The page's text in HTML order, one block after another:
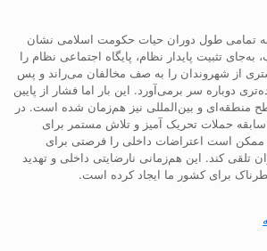
تمامی طول دوران حیات حکومت اسلامی نشان
تثبیت پایدار نظام، پایگاه اجتماعی نظام را
از شهروندان را به صف مخالفان می‌راند و پس
دوباره سر برمی‌آورد. این بار اما فشار از پایین
منطقه‌ای و بین‌المللی نیز هم‌زمان شده است. در
سابقه حملات تحریک آمیز و تلاش مستمر برای
است اعتراضات داخلی را فرصتی برای
تلقی کند. این هم‌زمانی نارضایتی داخلی و تهدید
برای کشور ما ایجاد کرده است.